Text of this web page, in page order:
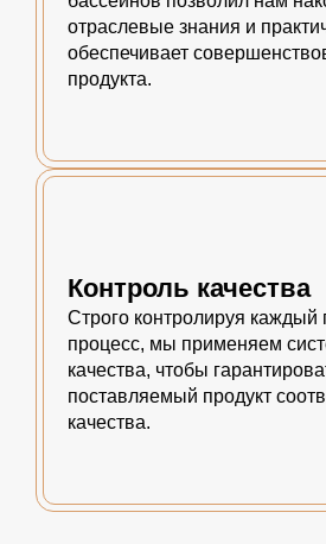
отраслевые знания и
обеспечивает
продукта.
Контроль качества
Строго контролируя каждый
процесс, мы применяем
качества, чтобы
поставляемый продукт
качества.